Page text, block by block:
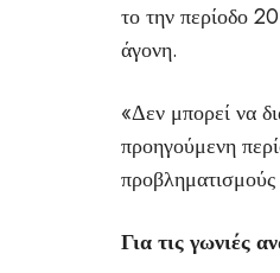
το την περίοδο
άγονη.
«Δεν μπορεί να
προηγούμενη
Για τις γωνιές